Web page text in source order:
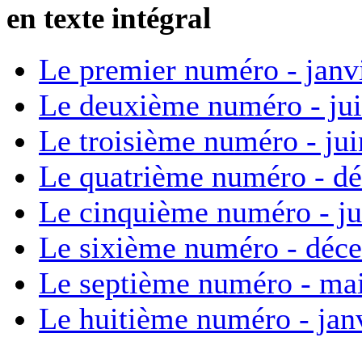
en texte intégral
Le premier numéro -
Le deuxième numéro -
Le troisième numéro -
Le quatrième numéro -
Le cinquième numéro -
Le sixième numéro -
Le septième numéro -
Le huitième numéro -